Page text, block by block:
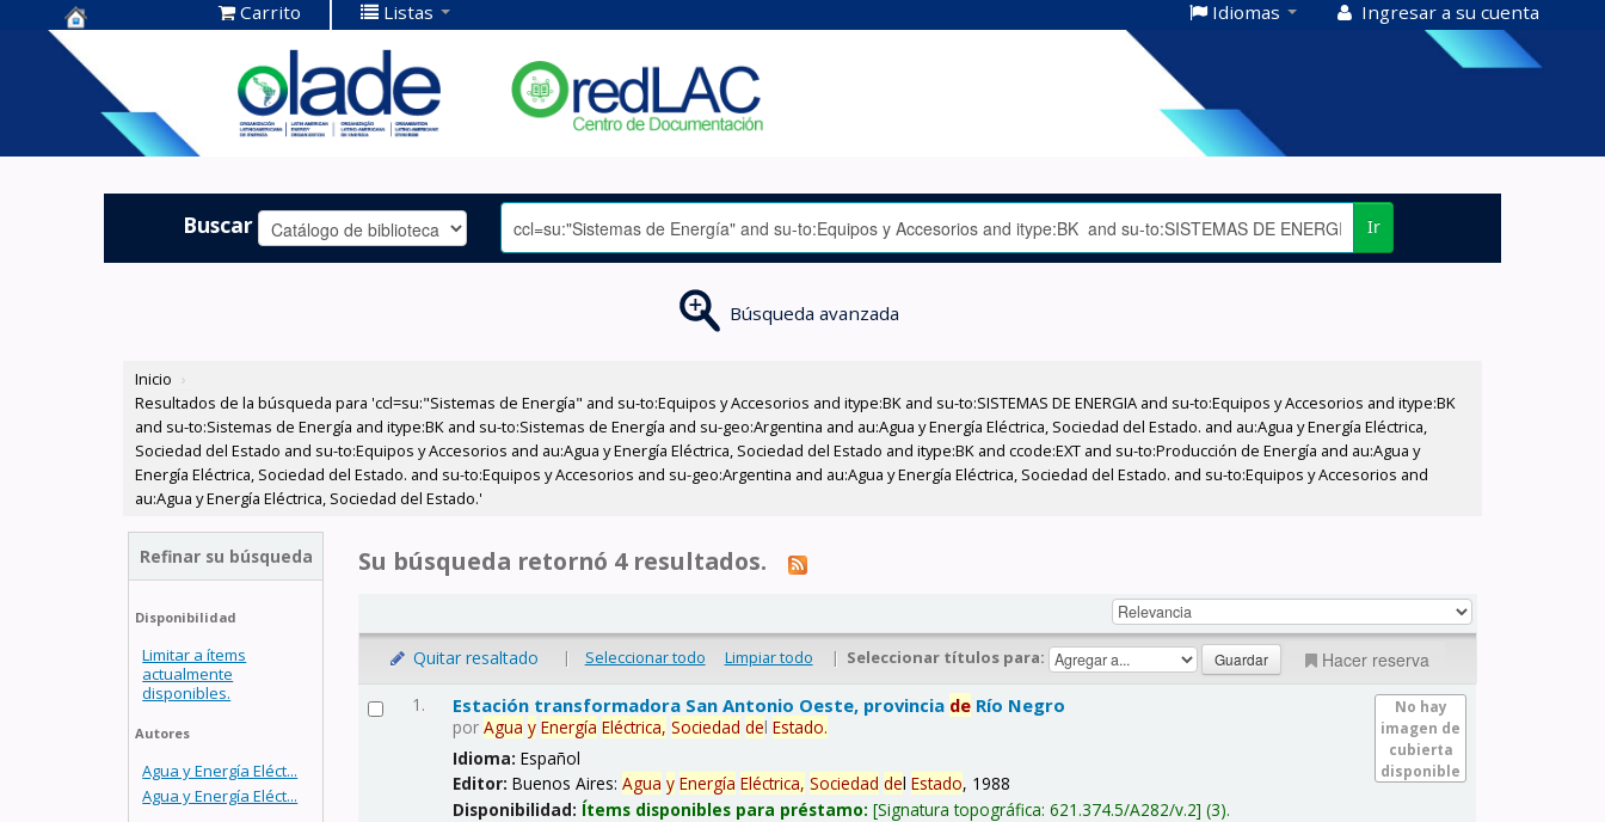
Centro de
Documentación
OLADE -
Carrito Listas Idiomas Ingresar a su cuenta
Buscar Ir
Búsqueda avanzada
Inicio ›
Resultados de la búsqueda para 'ccl=su:"Sistemas de Energía" and su-to:Equipos y Accesorios and itype:BK and su-to:SISTEMAS DE ENERGIA and su-to:Equipos y Accesorios and itype:BK
and su-to:Sistemas de Energía and itype:BK and su-to:Sistemas de Energía and su-geo:Argentina and au:Agua y Energía Eléctrica, Sociedad del Estado. and au:Agua y Energía Eléctrica,
Sociedad del Estado and su-to:Equipos y Accesorios and au:Agua y Energía Eléctrica, Sociedad del Estado and itype:BK and ccode:EXT and su-to:Producción de Energía and au:Agua y
Energía Eléctrica, Sociedad del Estado. and su-to:Equipos y Accesorios and su-geo:Argentina and au:Agua y Energía Eléctrica, Sociedad del Estado. and su-to:Equipos y Accesorios and
au:Agua y Energía Eléctrica, Sociedad del Estado.'
Refinar su búsqueda
Disponibilidad
Limitar a ítems
actualmente
disponibles.
Autores
Agua y Energía Eléct...
Agua y Energía Eléct...
Su búsqueda retornó 4 resultados.
Quitar resaltado | Seleccionar todo Limpiar todo | Seleccionar títulos para: Hacer reserva
1.
No hay
imagen de
cubierta
disponible
Estación transformadora San Antonio Oeste, provincia de Río Negro
porAgua y Energía Eléctrica, Sociedad delEstado.
Idioma:Español
Editor:Buenos Aires:Agua y Energía Eléctrica, Sociedad delEstado, 1988
Disponibilidad: Ítems disponibles para préstamo: Signatura topográfica:621.374.5/A282/v.2 (3).